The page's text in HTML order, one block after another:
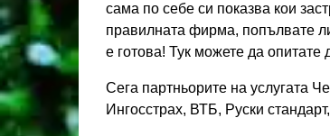
сама по себе си показва кои
правилната фирма, попълвате
е готова! Тук можете да опитате
Сега партньорите на услугата
Ингосстрах, ВТБ, Руски